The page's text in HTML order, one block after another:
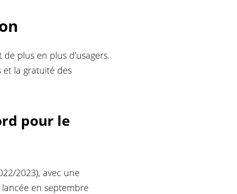
plus en plus d’usagers.
et la gratuité des
pour le
2023), avec une
lancée en septembre